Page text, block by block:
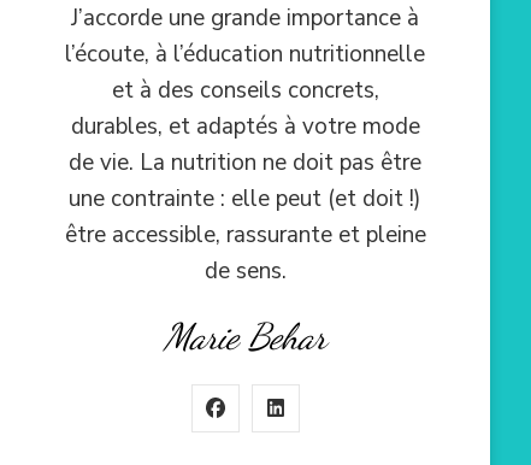
J’accorde une grande importance à
l’écoute, à l’éducation nutritionnelle
et à des conseils concrets,
durables, et adaptés à votre mode
de vie. La nutrition ne doit pas être
une contrainte : elle peut (et doit !)
être accessible, rassurante et pleine
de sens.
Marie Behar